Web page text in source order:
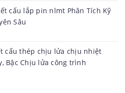
cấu lắp pin nlmt Phân Tích Kỹ
Sâu
cấu thép chịu lửa chịu nhiệt
Bậc Chịu lửa công trình